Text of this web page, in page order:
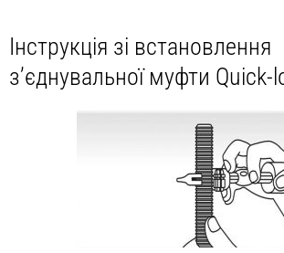
Інструкція зі встановлення
з’єднувальної муфти Quick-